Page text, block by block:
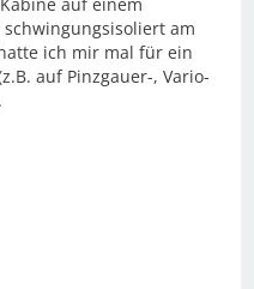
am
ich mir mal für ein
auf Pinzgauer-, Vario-